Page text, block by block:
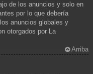
de los anuncios y solo en
por lo que debería
anuncios globales y
otorgados por La
Arriba